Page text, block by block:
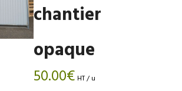
chantier
opaque
50.00€ HT / u